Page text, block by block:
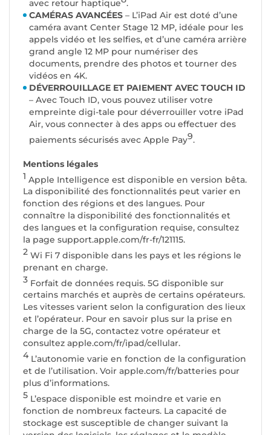
avec retour haptique .
CAMÉRAS AVANCÉES – L’iPad Air est doté d’une
caméra avant Center Stage 12 MP, idéale pour les
appels vidéo et les selfies, et d’une caméra arrière
grand angle 12 MP pour numériser des
documents, prendre des photos et tourner des
vidéos en 4K.
DÉVERROUILLAGE ET PAIEMENT AVEC TOUCH ID
– Avec Touch ID, vous pouvez utiliser votre
empreinte digi-tale pour déverrouiller votre iPad
Air, vous connecter à des apps ou effectuer des
paiements sécurisés avec Apple Pay9.
Mentions légales
1 Apple Intelligence est disponible en version bêta.
La disponibilité des fonctionnalités peut varier en
fonction des régions et des langues. Pour
connaître la disponibilité des fonctionnalités et
des langues et la configuration requise, consultez
la page support.apple.com/fr-fr/121115.
2 Wi Fi 7 disponible dans les pays et les régions le
prenant en charge.
3 Forfait de données requis. 5G disponible sur
certains marchés et auprès de certains opérateurs.
Les vitesses varient selon la configuration des lieux
et l’opérateur. Pour en savoir plus sur la prise en
charge de la 5G, contactez votre opérateur et
consultez apple.com/fr/ipad/cellular.
4 L’autonomie varie en fonction de la configuration
et de l’utilisation. Voir apple.com/fr/batteries pour
plus d’informations.
5 L’espace disponible est moindre et varie en
fonction de nombreux facteurs. La capacité de
stockage est susceptible de changer suivant la